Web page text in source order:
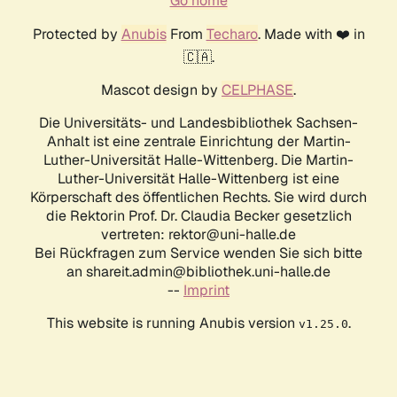
Protected by AnubisFrom Techaro. Made with ❤️ in
🇨🇦.
Mascot design by CELPHASE.
Die Universitäts- und Landesbibliothek Sachsen-
Anhalt ist eine zentrale Einrichtung der Martin-
Luther-Universität Halle-Wittenberg. Die Martin-
Luther-Universität Halle-Wittenberg ist eine
Körperschaft des öffentlichen Rechts. Sie wird durch
die Rektorin Prof. Dr. Claudia Becker gesetzlich
vertreten: rektor@uni-halle.de
Bei Rückfragen zum Service wenden Sie sich bitte
an shareit.admin@bibliothek.uni-halle.de
-- Imprint
This website is running Anubis version v1.25.0.